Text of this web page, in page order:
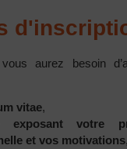
aurez besoin
vitae,
exposant votre
et vos motivations,